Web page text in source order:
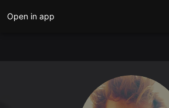
Open in app